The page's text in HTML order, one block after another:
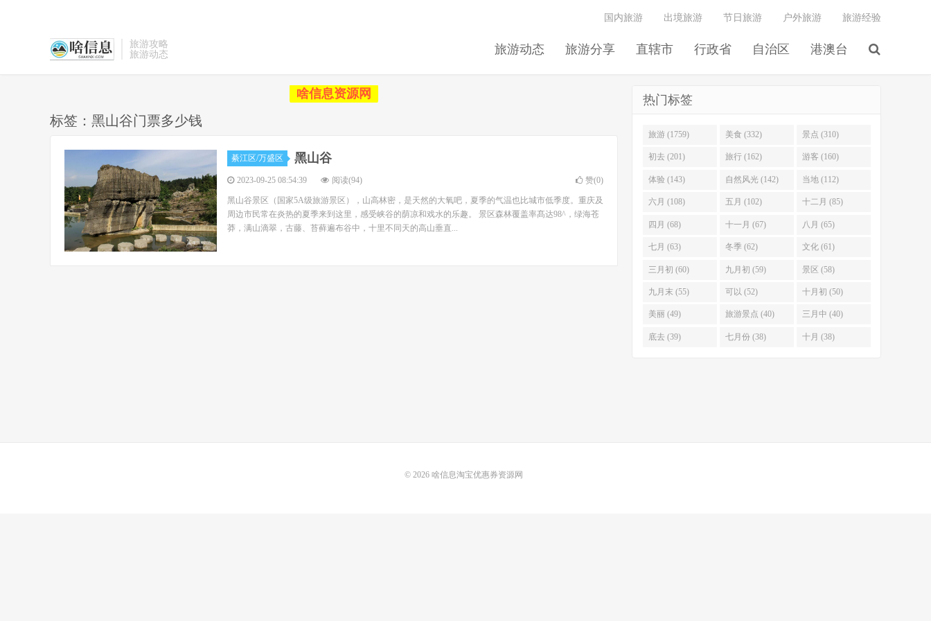
旅游攻略
旅游动态
旅游动态 旅游分享 直辖市 行政省 自治区 港澳台
国内旅游 出境旅游 节日旅游 户外旅游 旅游经验
啥信息资源网
标签：黑山谷门票多少钱
綦江区/万盛区 黑山谷
2023-09-25 08:54:39 阅读(94) 赞(0)
黑山谷景区（国家5A级旅游景区），山高林密，是天然的大氧吧，夏季的气温也比城市低季度。重庆及
周边市民常在炎热的夏季来到这里，感受峡谷的荫凉和戏水的乐趣。 景区森林覆盖率髙达98^，绿海苍
莽，满山滴翠，古藤、苔藓遍布谷中，十里不同天的高山垂直...
热门标签
旅游 (1759) 美食 (332) 景点 (310)
初去 (201) 旅行 (162) 游客 (160)
体验 (143) 自然风光 (142) 当地 (112)
六月 (108) 五月 (102) 十二月 (85)
四月 (68) 十一月 (67) 八月 (65)
七月 (63) 冬季 (62) 文化 (61)
三月初 (60) 九月初 (59) 景区 (58)
九月末 (55) 可以 (52) 十月初 (50)
美丽 (49) 旅游景点 (40) 三月中 (40)
底去 (39) 七月份 (38) 十月 (38)
© 2026 啥信息淘宝优惠券资源网